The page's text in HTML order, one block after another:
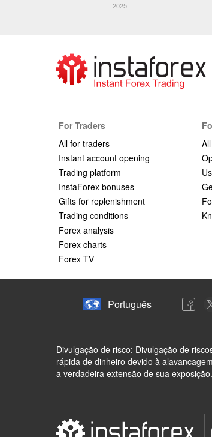
2025
For Traders
All for traders
Instant account opening
Trading platform
InstaForex bonuses
Gifts for replenishment
Trading conditions
Forex analysis
Forex charts
Forex TV
Português
Divulgação de risco: Divulgação de
rápida de dinheiro devido à
a verdadeira extensão de sua